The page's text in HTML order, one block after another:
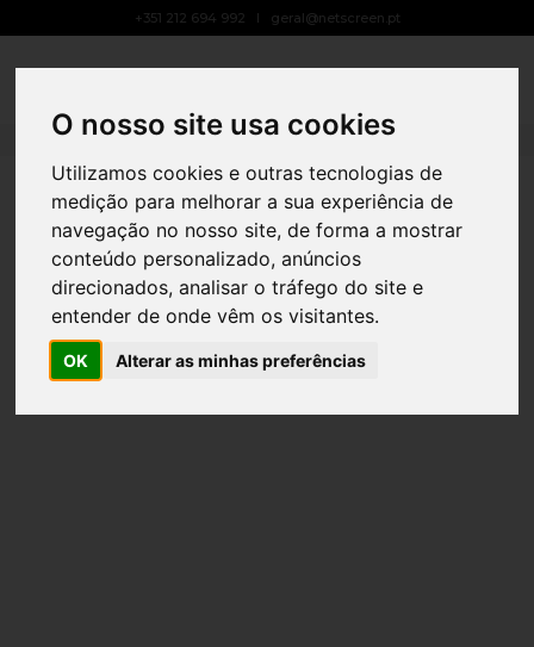
O nosso site usa cookies
Utilizamos cookies e outras tecnologias de
medição para melhorar a sua experiência de
navegação no nosso site, de forma a mostrar
conteúdo personalizado, anúncios
direcionados, analisar o tráfego do site e
entender de onde vêm os visitantes.
OK Alterar as minhas preferências
+351 212 694 992 geral@netscreen.pt